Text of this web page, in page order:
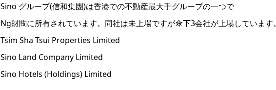
Sino グループ(信和集團)は香港での不動産最大手グループの一つで
Ng財閥に所有されています。同社は未上場ですが傘下3会社が上場しています。
Tsim Sha Tsui Properties Limited
Sino Land Company Limited
Sino Hotels (Holdings) Limited